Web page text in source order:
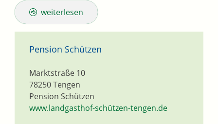
weiterlesen
Pension Schützen
Pension Schützen
Marktstraße 10
78250Tengen
www.landgasthof-schützen-tengen.de